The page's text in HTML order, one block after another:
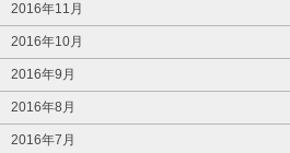
2016年11月
2016年10月
2016年9月
2016年8月
2016年7月